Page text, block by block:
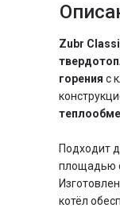
Тип котла
Колосники
Zubr
горения с
Подходит
площадью
котёл